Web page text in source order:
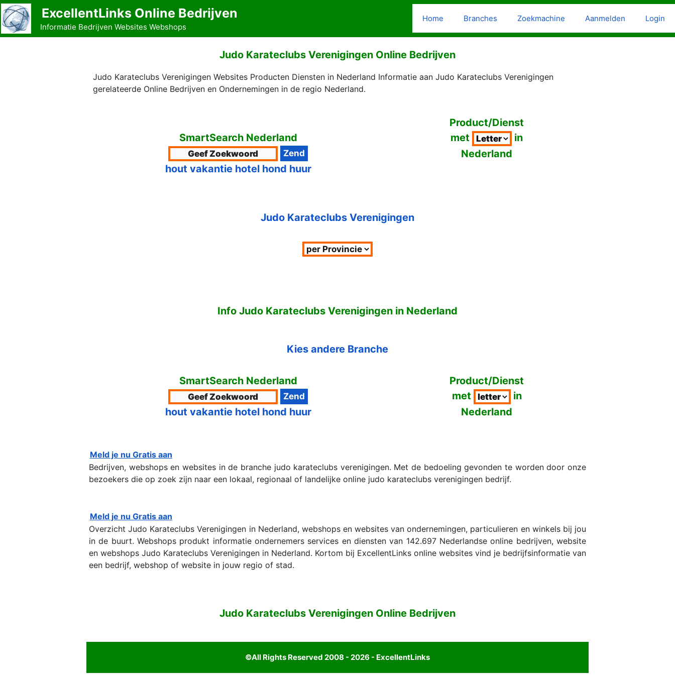
Ga
naar
de
ExcellentLinks Online Bedrijven
Informatie Bedrijven Websites Webshops
Home Branches Zoekmachine Aanmelden Login
Judo Karateclubs Verenigingen Online Bedrijven
Judo Karateclubs Verenigingen Websites Producten Diensten in Nederland Informatie aan Judo Karateclubs Verenigingen
gerelateerde Online Bedrijven en Ondernemingen in de regio Nederland.
SmartSearch Nederland
hout vakantie hotel hond huur
Product/Dienst
met
in
Nederland
Judo Karateclubs Verenigingen
Info Judo Karateclubs Verenigingen in Nederland
Kies andere Branche
SmartSearch Nederland
hout vakantie hotel hond huur
Product/Dienst
met
in
Nederland
Meld je nu Gratis aan
Bedrijven, webshops en websites in de branche judo karateclubs verenigingen. Met de bedoeling gevonden te worden door onze
bezoekers die op zoek zijn naar een lokaal, regionaal of landelijke online judo karateclubs verenigingen bedrijf.
Meld je nu Gratis aan
Overzicht Judo Karateclubs Verenigingen in Nederland, webshops en websites van ondernemingen, particulieren en winkels bij jou
in de buurt. Webshops produkt informatie ondernemers services en diensten van 142.697 Nederlandse online bedrijven, website
en webshops Judo Karateclubs Verenigingen in Nederland. Kortom bij ExcellentLinks online websites vind je bedrijfsinformatie van
een bedrijf, webshop of website in jouw regio of stad.
Judo Karateclubs Verenigingen Online Bedrijven
©All Rights Reserved 2008 - 2026 - ExcellentLinks